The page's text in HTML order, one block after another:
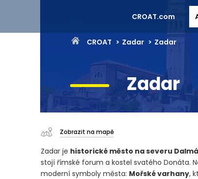
CROAT.com
CROAT Zadar Zadar
Zadar
Zobrazit na mapě
Zadar je historické město na severu
stojí římské forum a kostel svatého Donáta.
moderní symboly města: Mořské varhany,